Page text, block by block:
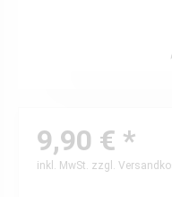
9,90 € *
inkl. MwSt. zzgl.